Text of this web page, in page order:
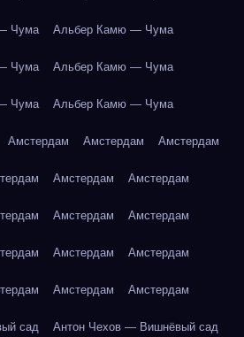
Чума Альбер Камю — Чума
Чума Альбер Камю — Чума
Чума Альбер Камю — Чума
Амстердам Амстердам Амстердам
Амстердам Амстердам
Амстердам Амстердам
Амстердам Амстердам
Амстердам Амстердам
сад Антон Чехов — Вишнёвый сад